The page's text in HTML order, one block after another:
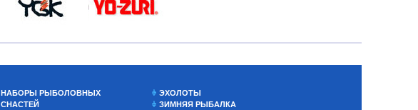
НАБОРЫ РЫБОЛОВНЫХ
СНАСТЕЙ
ЭХОЛОТЫ
ЗИМНЯЯ РЫБАЛКА